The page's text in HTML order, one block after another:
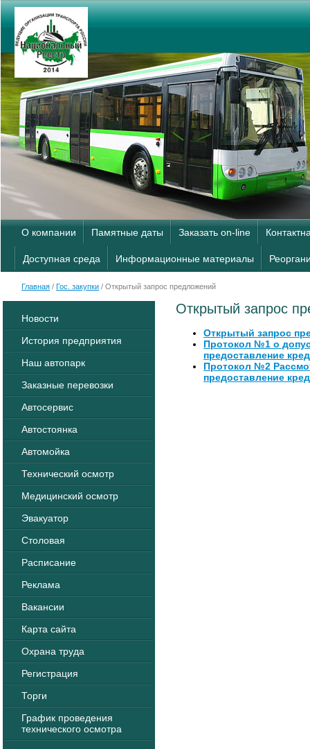
О компании Памятные даты Заказать on-line
Доступная среда Информационные материалы
Главная / Гос. закупки / Открытый запрос предложений
Новости
История предприятия
Наш автопарк
Заказные перевозки
Автосервис
Автостоянка
Автомойка
Технический осмотр
Медицинский осмотр
Эвакуатор
Столовая
Расписание
Реклама
Вакансии
Карта сайта
Охрана труда
Регистрация
Торги
График проведения
технического осмотра
Открытый запрос
Открытый запрос
Протокол №1 о
предоставление
Протокол №2
предоставление